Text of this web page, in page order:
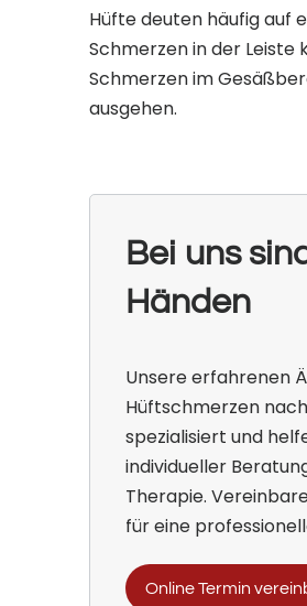
Hüfte deuten häufig auf
Schmerzen in der Leiste
Schmerzen im
ausgehen.
Bei uns
Händen
Unsere erfahrenen
Hüftschmerzen
spezialisiert und
individueller
Therapie.
für eine
Online Termin